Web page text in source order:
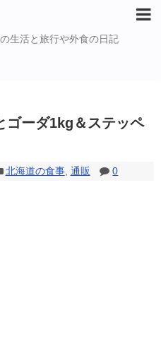
生活と旅行や外食の日記
ゴーダ1kg＆ステッペ
北海道の食事, 通販 0